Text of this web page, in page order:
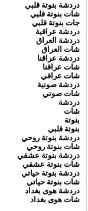
دردشة بنوتة قلبي
شات بنوتة قلبي
جات بنوتة قلبي
دردشة عراقية
دردشة العراق
شات العراق
دردشة عراقنا
شات عراقنا
شات عراقي
دردشة صوتية
شات صوتي
دردشة
شات
بنوتة
بنوتة قلبي
دردشة بنوتة روحي
شات بنوتة روحي
دردشة بنوتة عشقي
شات بنوتة عشقي
دردشة بنوتة حياتي
شات بنوتة حياتي
دردشة هوى بغداد
شات هوى بغداد